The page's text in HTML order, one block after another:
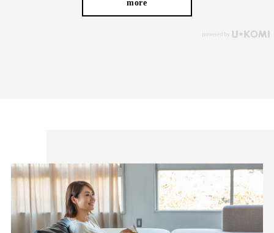
を作り続けてきました。
ストレッチパンツへのこだわり
more